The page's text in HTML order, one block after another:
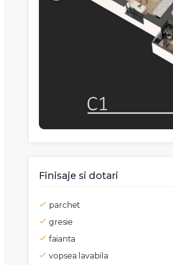
Finisaje si dotari
parchet
gresie
faianta
vopsea lavabila